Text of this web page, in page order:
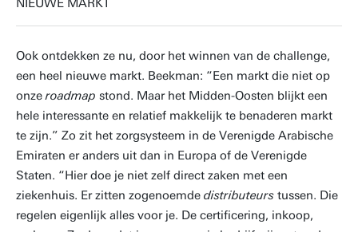
NIEUWE MARKT
Ook ontdekken ze nu, door het winnen van de challenge,
een heel nieuwe markt. Beekman: “Een markt die niet op
onzeroadmap stond. Maar het Midden-Oosten blijkt een
hele interessante en relatief makkelijk te benaderen markt
te zijn.” Zo zit het zorgsysteem in de Verenigde Arabische
Emiraten er anders uit dan in Europa of de Verenigde
Staten. “Hier doe je niet zelf direct zaken met een
ziekenhuis. Er zitten zogenoemde distributeurs tussen. Die
regelen eigenlijk alles voor je. De certificering, inkoop,